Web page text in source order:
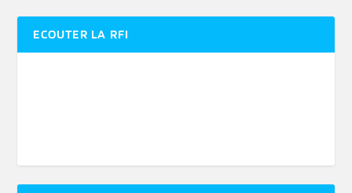
ECOUTER LA RFI